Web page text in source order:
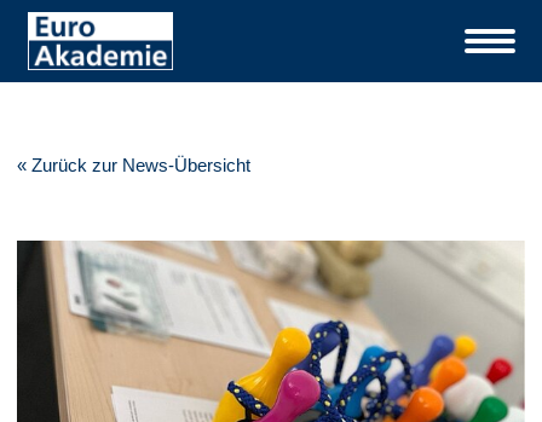
« Zurück zur News-Übersicht